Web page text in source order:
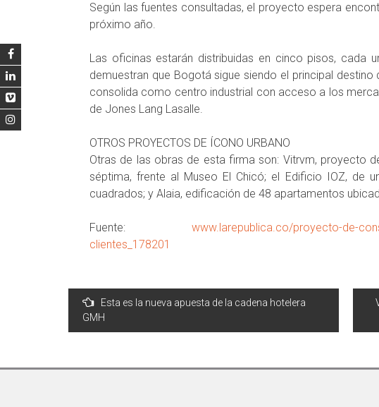
Según las fuentes consultadas, el proyecto espera
próximo año.
Las oficinas estarán distribuidas en cinco pisos, cada
demuestran que Bogotá sigue siendo el principal
consolida como centro industrial con acceso a los
de Jones Lang Lasalle.
OTROS PROYECTOS DE ÍCONO URBANO
Otras de las obras de esta firma son: Vitrvm, proyecto
séptima, frente al Museo El Chicó; el Edificio IOZ, de
cuadrados; y Alaia, edificación de 48 apartamentos
Fuente:www.larepublica.co/proyecto-de-
clientes_178201
Navegación
de
entradas
Esta es la nueva apuesta de la cadena hotelera
GMH